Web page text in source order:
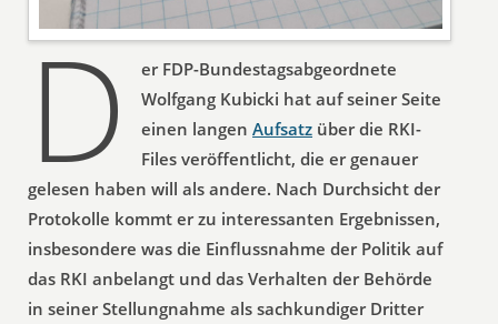
D
er FDP-Bundestagsabgeordnete
Wolfgang Kubicki hat auf seiner Seite
einen langenAufsatz über die RKI-
Files veröffentlicht, die er genauer
gelesen haben will als andere. Nach Durchsicht der
Protokolle kommt er zu interessanten Ergebnissen,
insbesondere was die Einflussnahme der Politik auf
das RKI anbelangt und das Verhalten der Behörde
in seiner Stellungnahme als sachkundiger Dritter